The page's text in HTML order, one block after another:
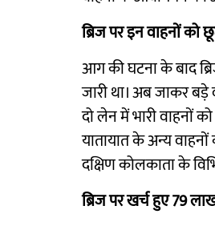
ब्रिज पर इन वाहनों को
आग की घटना के बाद
जारी था। अब जाकर बड़े
दो लेन में भारी वाहनों
यातायात के अन्य
दक्षिण कोलकाता के
ब्रिज पर खर्च हुए 79